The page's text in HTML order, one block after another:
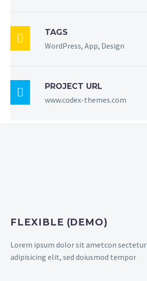
 TAGS
WordPress, App, Design
 PROJECT URL
www.codex-themes.com
FLEXIBLE (DEMO)
Lorem ipsum dolor sit ametcon sectetur
adipisicing elit, sed doiusmod tempor